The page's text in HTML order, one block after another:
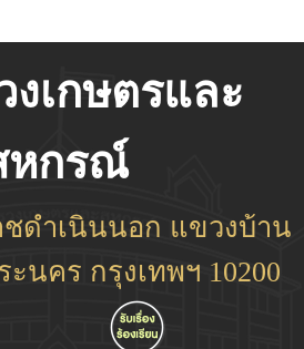
งเกษตรและ
หกรณ์
ดำเนินนอก แขวงบ้าน
นคร กรุงเทพฯ 10200